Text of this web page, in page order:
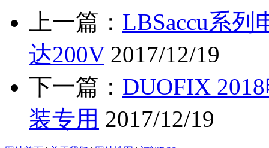
上一篇： LBSaccu系
达200V 2017/12/19
下一篇： DUOFIX
装专用 2017/12/19